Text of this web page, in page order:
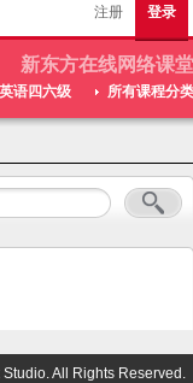
注册 登录
新东方在线网络课堂
英语四六级 所有课程分类
All Rights Reserved.